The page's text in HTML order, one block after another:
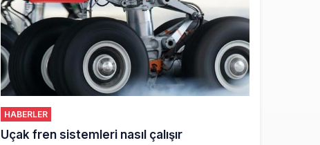
HABERLER
Uçak fren sistemleri nasıl çalışır